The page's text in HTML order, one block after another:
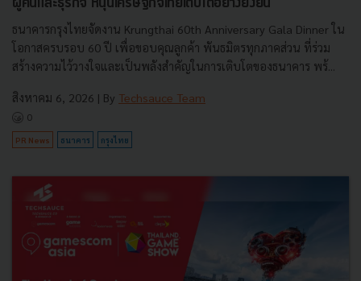
ผู้คนและธุรกิจ หนุนเศรษฐกิจไทยเติบโตอย่างยั่งยืน
ธนาคารกรุงไทยจัดงาน Krungthai 60th Anniversary Gala Dinner ใน
โอกาสครบรอบ 60 ปี เพื่อขอบคุณลูกค้า พันธมิตรทุกภาคส่วน ที่ร่วม
สร้างความไว้วางใจและเป็นพลังสำคัญในการเติบโตของธนาคาร พร้...
สิงหาคม 6, 2026 | By Techsauce Team
0
PR News ธนาคาร กรุงไทย